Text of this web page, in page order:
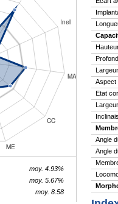
moy. 4.93%
moy. 5.67%
moy. 8.58
Aspect
Etat
Angle
Angle